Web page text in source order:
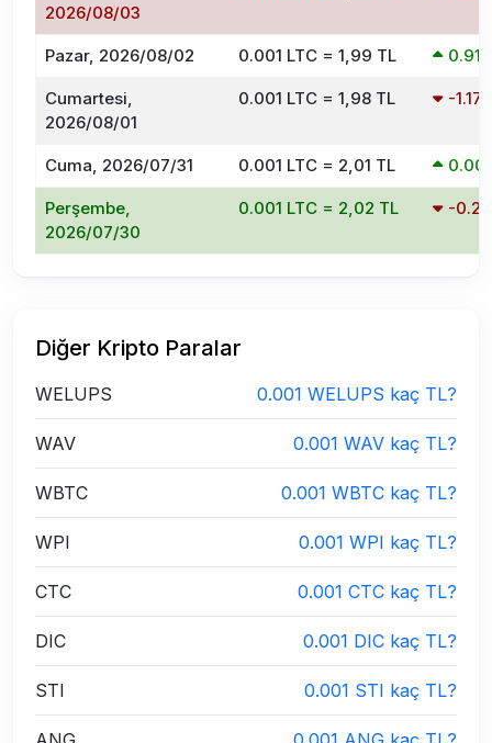
2026/08/03
Pazar, 2026/08/02 0.001 LTC = 1,99 TL
Cumartesi,
2026/08/01
0.001 LTC = 1,98 TL -
Cuma, 2026/07/31 0.001 LTC = 2,01 TL
Perşembe,
2026/07/30
0.001 LTC = 2,02 TL -
Diğer Kripto Paralar
WELUPS 0.001 WELUPS kaç TL?
WAV 0.001 WAV kaç TL?
WBTC 0.001 WBTC kaç TL?
WPI 0.001 WPI kaç TL?
CTC 0.001 CTC kaç TL?
DIC 0.001 DIC kaç TL?
STI 0.001 STI kaç TL?